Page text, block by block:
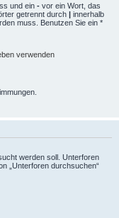
und ein - vor ein Wort, das
getrennt durch | innerhalb
muss. Benutzen Sie ein *
verwenden
werden soll. Unterforen
„Unterforen durchsuchen“